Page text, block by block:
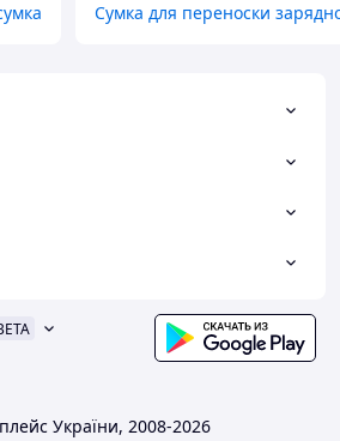
Сумка для переноски
України, 2008-2026